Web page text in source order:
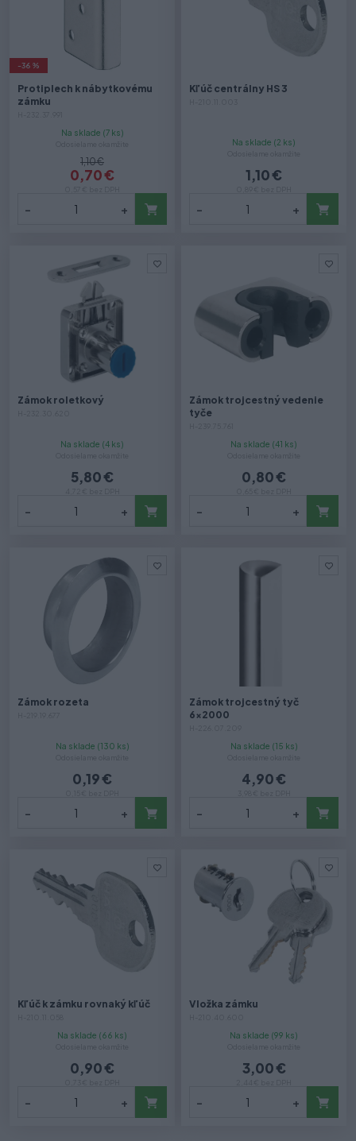
-36 %
Protiplech k nábytkovému
zámku
Na sklade (7 ks)
1,10 €
0,70 €
- +
Kľúč centrálny HS 3
Na sklade (2 ks)
1,10 €
- +
Zámok roletkový
Na sklade (4 ks)
5,80 €
- +
Zámok trojcestný vedenie
tyče
Na sklade (41 ks)
0,80 €
- +
Zámok rozeta
Na sklade (130 ks)
0,19 €
- +
Zámok trojcestný tyč
6x2000
Na sklade (15 ks)
4,90 €
- +
Kľúč k zámku rovnaký kľúč
Na sklade (66 ks)
0,90 €
- +
Vložka zámku
Na sklade (99 ks)
3,00 €
- +